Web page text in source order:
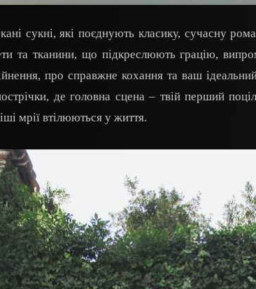
сукні, які поєднують класику, сучасну
та тканини, що підкреслюють грацію,
про справжне кохання та ваш
де головна сцена – твій перший
мрії втілюються у життя.